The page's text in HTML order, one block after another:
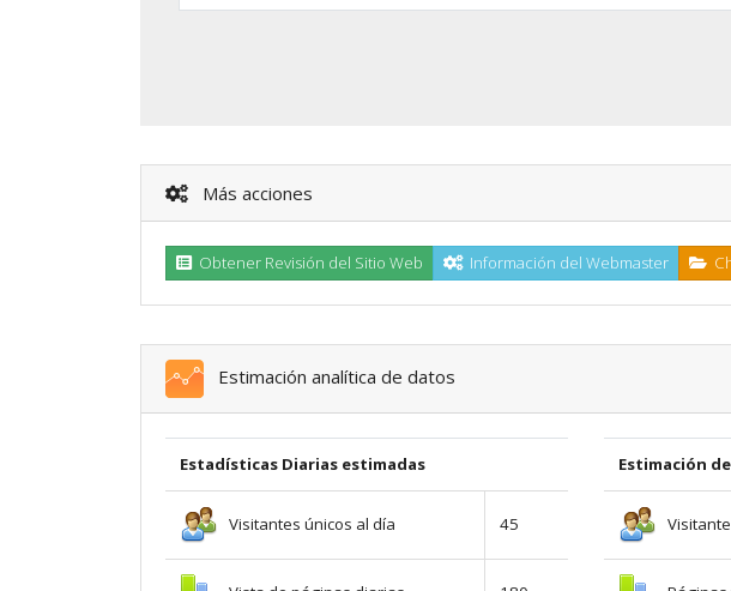
Más acciones
Obtener Revisión del Sitio Web Información del Webmaster
Estimación analítica de datos
Estadísticas Diarias estimadas
Visitantes únicos al día 45
Estimación